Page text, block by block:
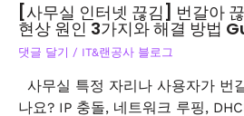
[사무실 인터넷 끊김] 번갈아
현상 원인 3가지와 해결 방법
댓글 달기 / IT&랜공사 블로그
사무실 특정 자리나 사용자가 번
나요? IP 충돌, 네트워크 루핑,